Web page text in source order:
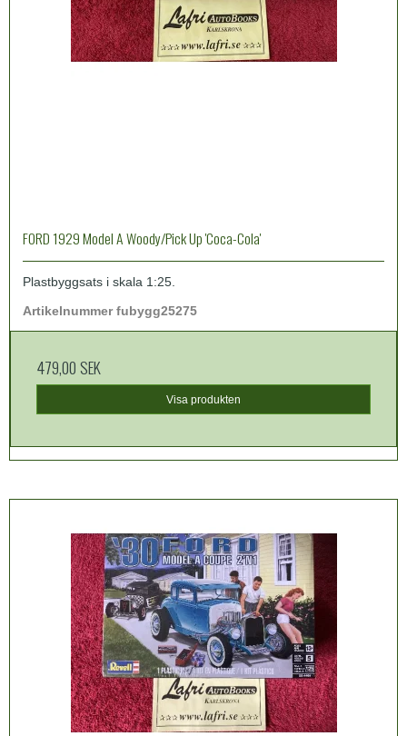
FORD 1929 Model A Woody/Pick Up 'Coca-Cola'
Plastbyggsats i skala 1:25.
Artikelnummer fubygg25275
479,00 SEK
Visa produkten